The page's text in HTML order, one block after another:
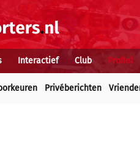
Interactief Club Profiel
Privéberichten